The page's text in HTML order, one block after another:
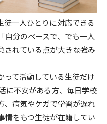
一人ひとりに対応できる
自分のペースで、でも一人
されている点が大きな強み
って活動している生徒だけ
に不安がある方、毎日学校
、病気やケガで学習が遅れ
情をもつ生徒が在籍してい